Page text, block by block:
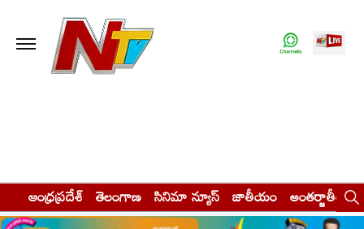
ఆంధ్రప్రదేశ్ తెలంగాణ సినిమా న్యూస్ జాతీయం అంతర్జాతీయం